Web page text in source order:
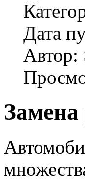
Дата
Автор: